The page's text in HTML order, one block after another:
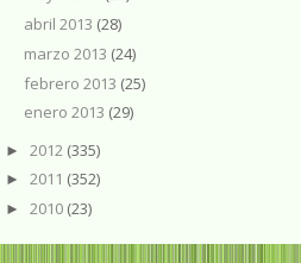
abril 2013 (28)
marzo 2013 (24)
febrero 2013 (25)
enero 2013 (29)
► 2012 (335)
► 2011 (352)
► 2010 (23)